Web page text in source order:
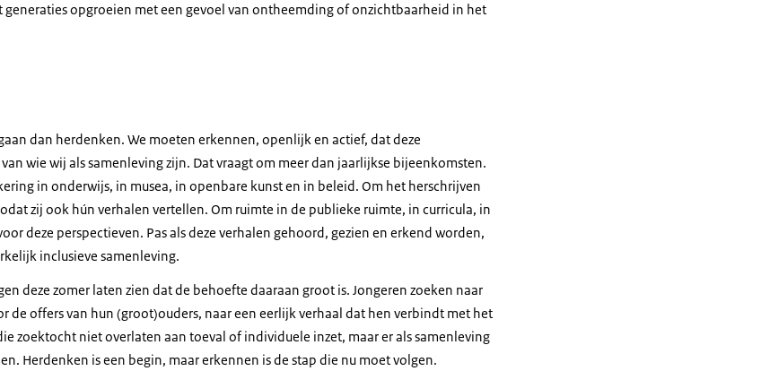
generaties opgroeien met een gevoel van ontheemding of onzichtbaarheid in het
dan herdenken. We moeten erkennen, openlijk en actief, dat deze
wie wij als samenleving zijn. Dat vraagt om meer dan jaarlijkse bijeenkomsten.
in onderwijs, in musea, in openbare kunst en in beleid. Om het herschrijven
zij ook hún verhalen vertellen. Om ruimte in de publieke ruimte, in curricula, in
deze perspectieven. Pas als deze verhalen gehoord, gezien en erkend worden,
inclusieve samenleving.
deze zomer laten zien dat de behoefte daaraan groot is. Jongeren zoeken naar
de offers van hun (groot)ouders, naar een eerlijk verhaal dat hen verbindt met het
zoektocht niet overlaten aan toeval of individuele inzet, maar er als samenleving
Herdenken is een begin, maar erkennen is de stap die nu moet volgen.